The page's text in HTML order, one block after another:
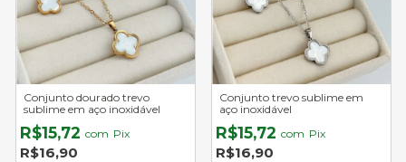
Conjunto dourado trevo
sublime em aço inoxidável
R$15,72 com Pix
R$16,90
Conjunto trevo sublime em
aço inoxidável
R$15,72 com Pix
R$16,90